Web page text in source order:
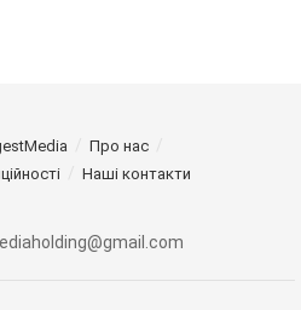
Про нас
Наші контакти